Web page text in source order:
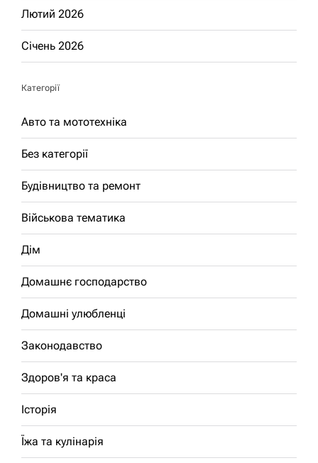
Лютий 2026
Січень 2026
Категорії
Авто та мототехніка
Без категорії
Будівництво та ремонт
Військова тематика
Дім
Домашнє господарство
Домашні улюбленці
Законодавство
Здоров'я та краса
Історія
Їжа та кулінарія